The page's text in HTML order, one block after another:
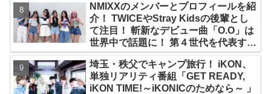
NMIXXのメンバーとプロフィールを紹
介！ TWICEやStray Kidsの後輩とし
て注目！ 斬新なデビュー曲「O.O」は
世界中で話題に！ 第４世代を代表する
美女ソリュンをはじめ、全員ビジュア
ルメンバーといわれるその魅力をチェ
ック
埼玉・秩父でキャンプ旅行！ iKON、
単独リアリティ番組「GET READY,
iKON TIME!～iKONICのためなら～ 」